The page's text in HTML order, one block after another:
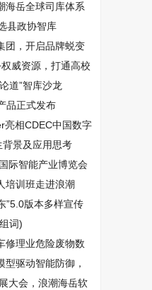
海岳全球司库体系
县政协智库
团，开启品牌蜕变
威资源，打通高校
道”智库沙龙
品正式发布
亮相CDEC中国数字
背景及应用思考
为例
际智能产业博览会
培训班走进浪潮
”5.0版本多样宣传
词)
修理业危险废物数
型驱动智能防御，
大会，浪潮海岳软